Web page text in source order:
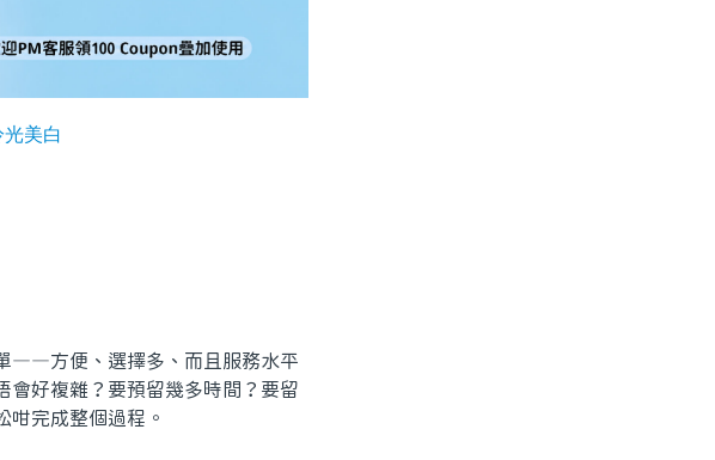
光美白
——方便、選擇多、而且服務水平
會好複雜？要預留幾多時間？要留
咁完成整個過程。